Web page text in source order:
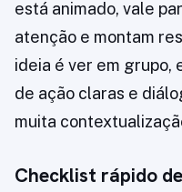
está animado, vale
atenção e montam
ideia é ver em grupo,
de ação claras e
muita
Checklist rápido